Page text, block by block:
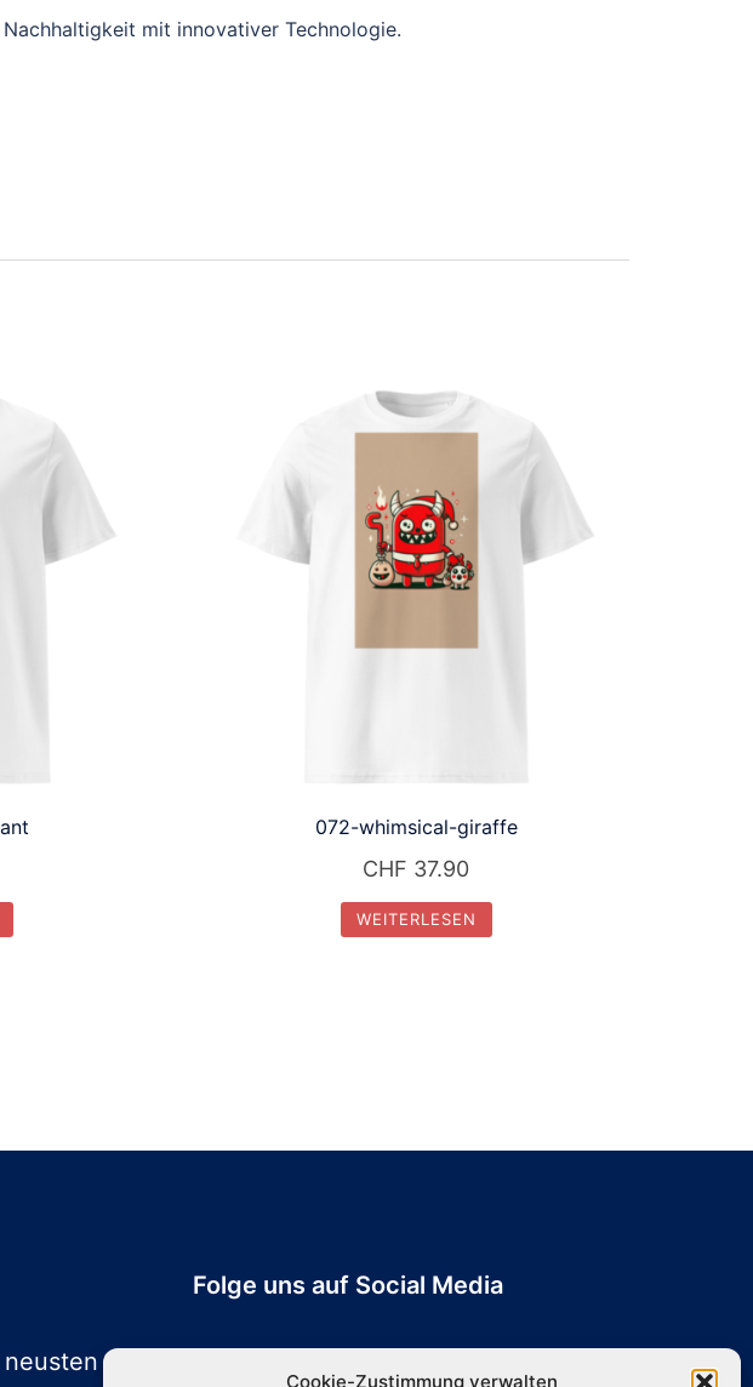
Cookie-Zustimmung verwalten
mit innovativer Technologie.
072-whimsical-giraffe
CHF 37.90
WEITERLESEN
Folge uns auf Social Media